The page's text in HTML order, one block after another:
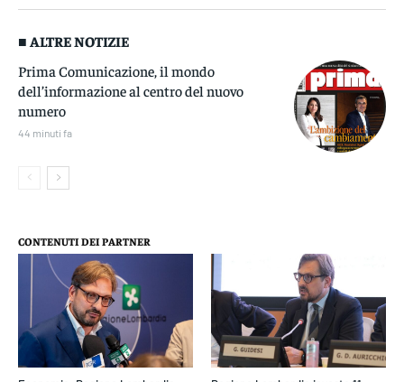
■ ALTRE NOTIZIE
Prima Comunicazione, il mondo
dell’informazione al centro del nuovo
numero
44 minuti fa
CONTENUTI DEI PARTNER